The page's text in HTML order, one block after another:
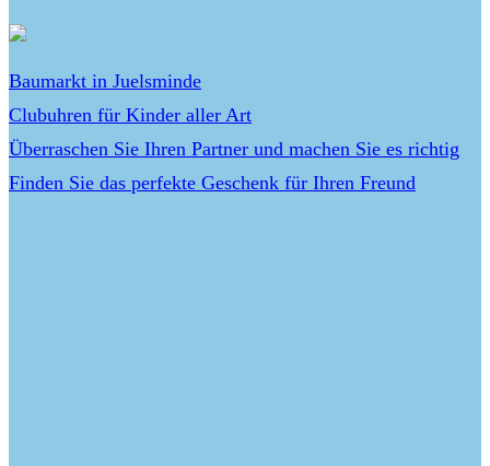
Baumarkt in Juelsminde
Clubuhren für Kinder aller Art
Überraschen Sie Ihren Partner und machen Sie es richtig
Finden Sie das perfekte Geschenk für Ihren Freund